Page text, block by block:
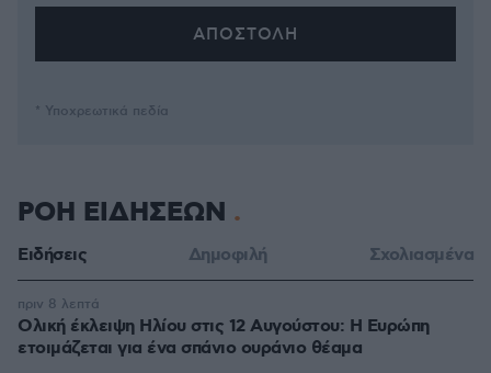
* Υποχρεωτικά πεδία
ΡΟΗ ΕΙΔΗΣΕΩΝ
Ειδήσεις Δημοφιλή Σχολιασμένα
Ολική έκλειψη Ηλίου στις 12 Αυγούστου: Η Ευρώπη
ετοιμάζεται για ένα σπάνιο ουράνιο θέαμα
πριν 8 λεπτά